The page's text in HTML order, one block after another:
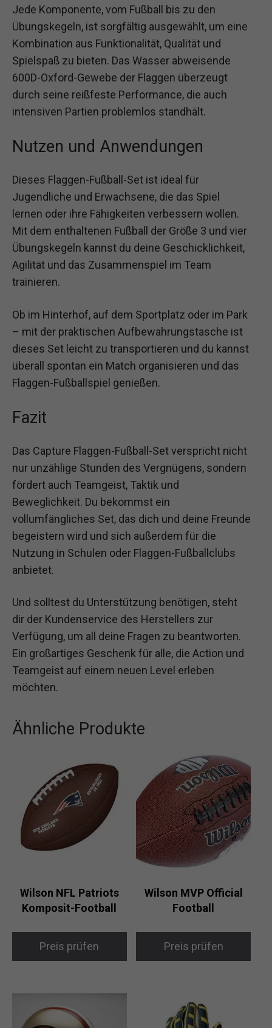
Jede Komponente, vom Fußball bis zu den
Übungskegeln, ist sorgfältig ausgewählt, um eine
Kombination aus Funktionalität, Qualität und
Spielspaß zu bieten. Das Wasser abweisende
600D-Oxford-Gewebe der Flaggen überzeugt
durch seine reißfeste Performance, die auch
intensiven Partien problemlos standhält.
Nutzen und Anwendungen
Dieses Flaggen-Fußball-Set ist ideal für
Jugendliche und Erwachsene, die das Spiel
lernen oder ihre Fähigkeiten verbessern wollen.
Mit dem enthaltenen Fußball der Größe 3 und vier
Übungskegeln kannst du deine Geschicklichkeit,
Agilität und das Zusammenspiel im Team
trainieren.
Ob im Hinterhof, auf dem Sportplatz oder im Park
– mit der praktischen Aufbewahrungstasche ist
dieses Set leicht zu transportieren und du kannst
überall spontan ein Match organisieren und das
Flaggen-Fußballspiel genießen.
Fazit
Das Capture Flaggen-Fußball-Set verspricht nicht
nur unzählige Stunden des Vergnügens, sondern
fördert auch Teamgeist, Taktik und
Beweglichkeit. Du bekommst ein
vollumfängliches Set, das dich und deine Freunde
begeistern wird und sich außerdem für die
Nutzung in Schulen oder Flaggen-Fußballclubs
anbietet.
Und solltest du Unterstützung benötigen, steht
dir der Kundenservice des Herstellers zur
Verfügung, um all deine Fragen zu beantworten.
Ein großartiges Geschenk für alle, die Action und
Teamgeist auf einem neuen Level erleben
möchten.
Ähnliche Produkte
Wilson NFL Patriots
Komposit-Football
Preis prüfen
Wilson MVP Official
Football
Preis prüfen